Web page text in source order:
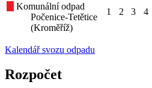
Komunální odpad
Počenice-Tetětice
(Kroměříž)
1 2 3 4
Kalendář svozu odpadu
Rozpočet